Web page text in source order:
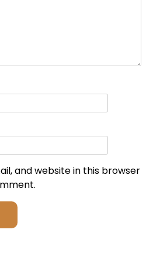
and website in this browser